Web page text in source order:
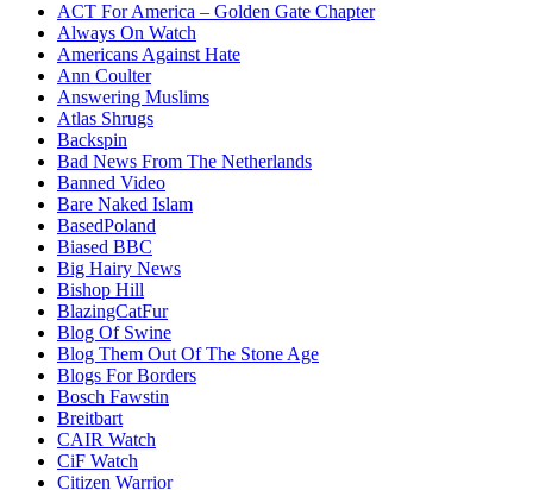
ACT For America – Golden Gate Chapter
Always On Watch
Americans Against Hate
Ann Coulter
Answering Muslims
Atlas Shrugs
Backspin
Bad News From The Netherlands
Banned Video
Bare Naked Islam
BasedPoland
Biased BBC
Big Hairy News
Bishop Hill
BlazingCatFur
Blog Of Swine
Blog Them Out Of The Stone Age
Blogs For Borders
Bosch Fawstin
Breitbart
CAIR Watch
CiF Watch
Citizen Warrior